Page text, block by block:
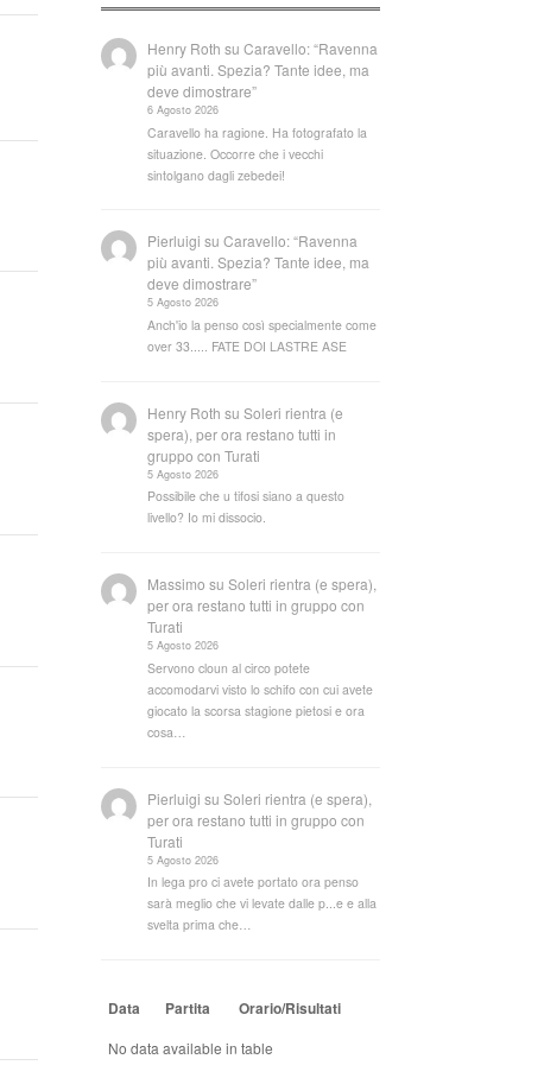
Henry Roth suCaravello: “Ravenna
più avanti. Spezia? Tante idee, ma
deve dimostrare”
6 Agosto 2026
Caravello ha ragione. Ha fotografato la
situazione. Occorre che i vecchi
sintolgano dagli zebedei!
Pierluigi suCaravello: “Ravenna
più avanti. Spezia? Tante idee, ma
deve dimostrare”
5 Agosto 2026
Anch'io la penso così specialmente come
over 33..... FATE DOI LASTRE ASE
Henry Roth suSoleri rientra (e
spera), per ora restano tutti in
gruppo con Turati
5 Agosto 2026
Possibile che u tifosi siano a questo
livello? Io mi dissocio.
Massimo suSoleri rientra (e spera),
per ora restano tutti in gruppo con
Turati
5 Agosto 2026
Servono cloun al circo potete
accomodarvi visto lo schifo con cui avete
giocato la scorsa stagione pietosi e ora
cosa…
Pierluigi suSoleri rientra (e spera),
per ora restano tutti in gruppo con
Turati
5 Agosto 2026
In lega pro ci avete portato ora penso
sarà meglio che vi levate dalle p...e e alla
svelta prima che…
Data Partita Orario/Risultati
No data available in table